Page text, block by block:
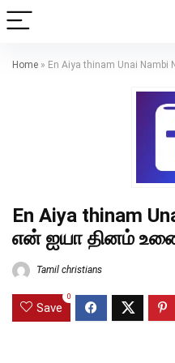
Home » En Aiya thinam Unai
En Aiya thinam
என் ஐயா தினம்
Tamil christians
Save
0